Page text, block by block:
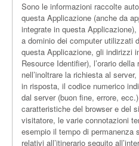
Sono le informazioni raccolte
questa Applicazione (anche da
integrate in questa
a dominio dei computer utilizzati
questa Applicazione, gli indirizzi
Resource Identifier), l’orario
nell’inoltrare la richiesta al
in risposta, il codice numerico
dal server (buon fine, errore,
caratteristiche del browser e del
visitatore, le varie connotazioni
esempio il tempo di permanenza
relativi all’itinerario seguito